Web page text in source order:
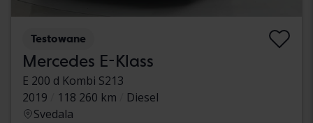
Testowane
Mercedes E-Klass
E 200 d Kombi S213
2019
118 260 km
Diesel
Svedala